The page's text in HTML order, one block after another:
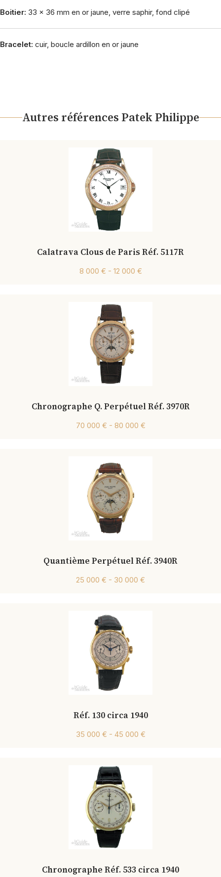
Boitier: 33 x 36 mm en or jaune, verre saphir, fond clipé
Bracelet: cuir, boucle ardillon en or jaune
Autres références Patek Philippe
Calatrava Clous de Paris Réf. 5117R
8 000 € - 12 000 €
Chronographe Q. Perpétuel Réf. 3970R
70 000 € - 80 000 €
Quantième Perpétuel Réf. 3940R
25 000 € - 30 000 €
Réf. 130 circa 1940
35 000 € - 45 000 €
Chronographe Réf. 533 circa 1940